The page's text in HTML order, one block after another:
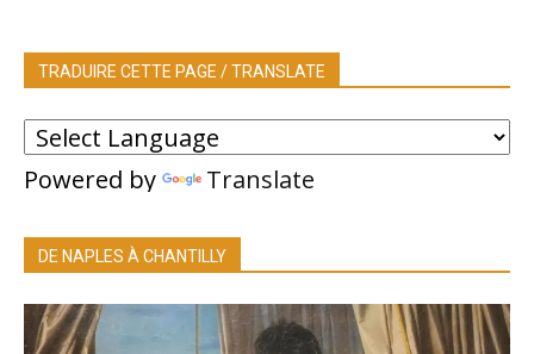
TRADUIRE CETTE PAGE / TRANSLATE
Powered by Translate
DE NAPLES À CHANTILLY